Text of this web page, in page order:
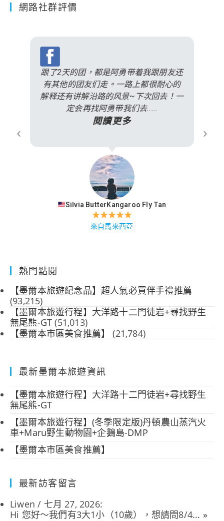
網路社群評價
跟了2天的团，都是阿勇带着我跟朋友还
有其他的团友们走。一路上都很耐心的
解释还有讲解沿路的风景~下次回去！一
定会再找阿勇带我们去.....
閱讀更多
Silvia ButterKangaroo Fly Tan
來自馬來西亞
熱門點閱
【墨爾本旅遊紀念品】超人氣必買伴手禮推薦
(93,215)
【墨爾本旅遊行程】大洋路十二門徒岩+尋找野生
無尾熊-GT (51,013)
【墨爾本市區美食推薦】
(21,784)
最新墨爾本旅遊資訊
【墨爾本旅遊行程】大洋路十二門徒岩+尋找野生
無尾熊-GT
【墨爾本旅遊行程】(冬季限定版)丹頓農山蒸汽火
車+Maru野生動物園+企鵝島-DMP
【墨爾本市區美食推薦】
最新訪客留言
Liwen / 七月 27, 2026:
Hi 您好～我們有3大1小（10歲），想請問8/4... »